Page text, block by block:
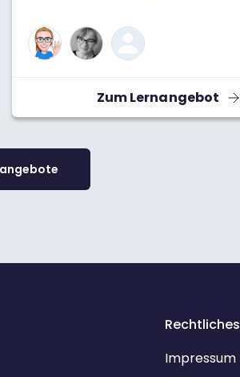
Nach dem Learning Circle
“Einführung in die Gemeinwohl-
Ökonomie”, der von November 2025
Rahmen von 8 Terminen
gemeinsam offene Lehr- und
Nachhaltigkeit und Gemeinwohl-
Ökonomie erarbeiten und
veröffentlichen. Dazu laden wir die
Zum Lernangebot
Rechtliches
Impressum